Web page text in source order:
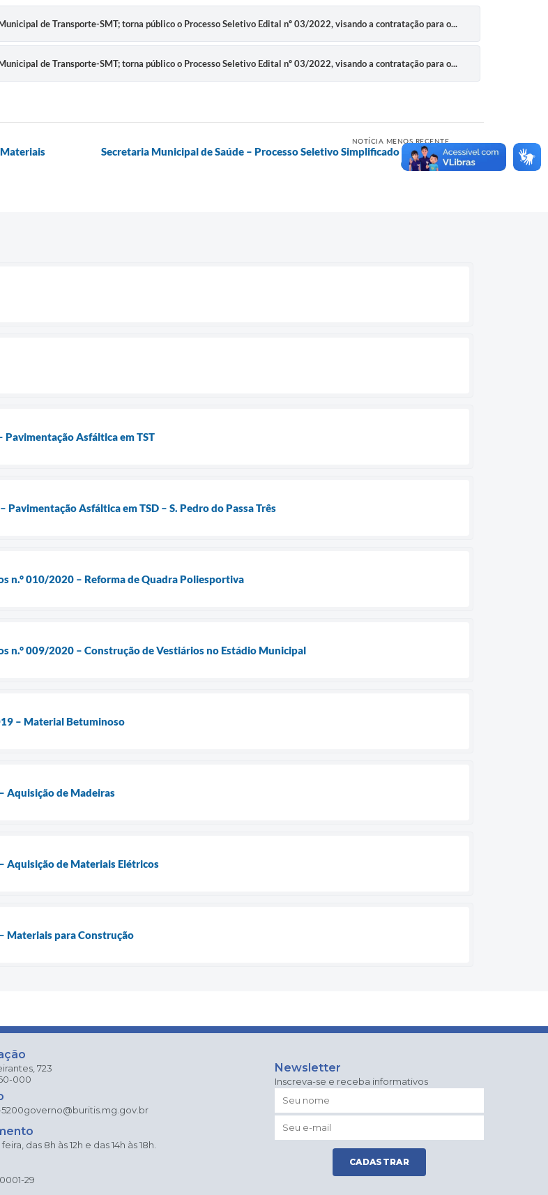
de Transporte-SMT; torna público o Processo Seletivo Edital nº 03/2022, visando a contratação para o...
de Transporte-SMT; torna público o Processo Seletivo Edital nº 03/2022, visando a contratação para o...
NOTÍCIA MENOS RECENTE
Secretaria Municipal de Saúde – Processo Seletivo Simplificado – Edital nº
017/2022
Pavimentação Asfáltica em TST
Pavimentação Asfáltica em TSD – S. Pedro do Passa Três
n.° 010/2020 – Reforma de Quadra Poliesportiva
n.° 009/2020 – Construção de Vestiários no Estádio Municipal
– Material Betuminoso
Aquisição de Madeiras
Aquisição de Materiais Elétricos
Materiais para Construção
723
000
governo@buritis.mg.gov.br
feira, das 8h às 12h e das 14h às 18h.
0001-29
Newsletter
Inscreva-se e receba informativos
CADASTRAR